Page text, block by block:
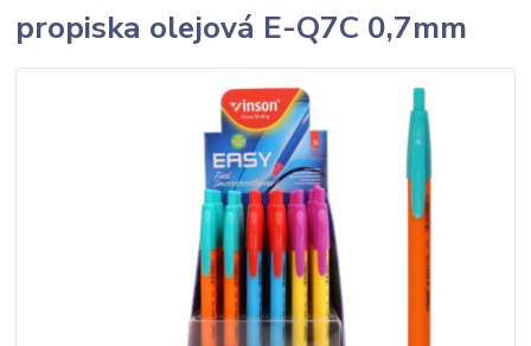
propiska olejová E-Q7C 0,7mm